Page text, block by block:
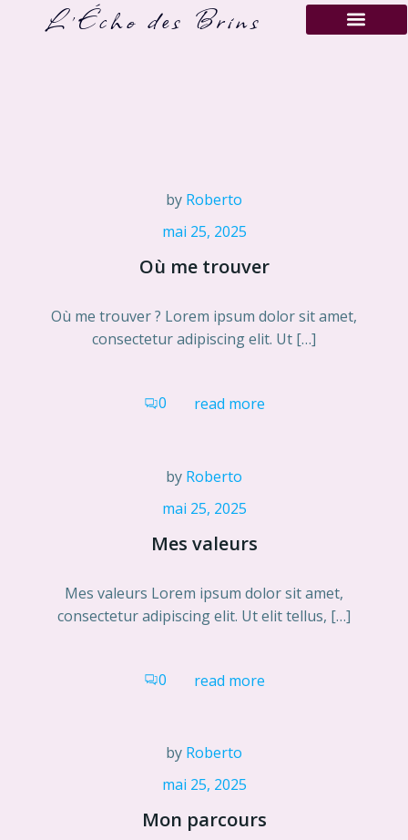
L'Écho des Brins
by Roberto
mai 25, 2025
Où me trouver
Où me trouver ? Lorem ipsum dolor sit amet,
consectetur adipiscing elit. Ut […]
0 read more
by Roberto
mai 25, 2025
Mes valeurs
Mes valeurs Lorem ipsum dolor sit amet,
consectetur adipiscing elit. Ut elit tellus, […]
0 read more
by Roberto
mai 25, 2025
Mon parcours